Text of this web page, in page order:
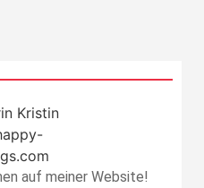
auf meiner Website!